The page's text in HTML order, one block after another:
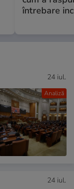
întrebare
Analiză
24 iul.
24 iul.